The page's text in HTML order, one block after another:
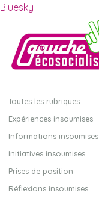
Bluesky
Toutes les rubriques
Expériences insoumises
Informations insoumises
Initiatives insoumises
Prises de position
Réflexions insoumises